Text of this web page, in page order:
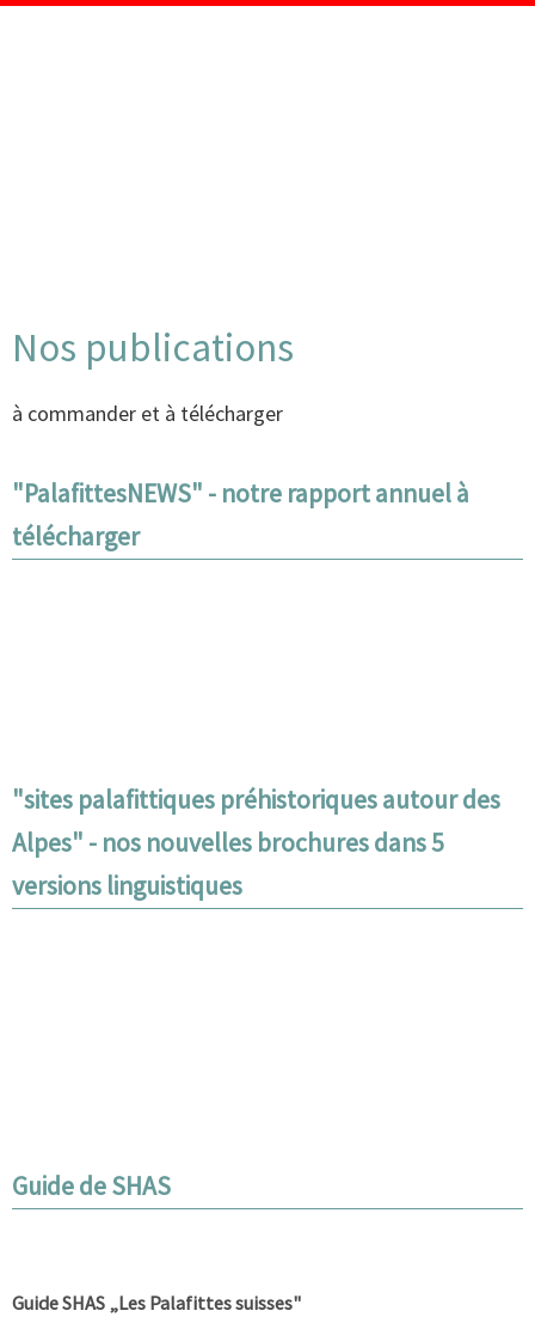
Nos publications
à commander et à télécharger
"PalafittesNEWS" - notre rapport annuel à
télécharger
"sites palafittiques préhistoriques autour des
Alpes" - nos nouvelles brochures dans 5
versions linguistiques
Guide de SHAS
Guide SHAS „Les Palafittes suisses"